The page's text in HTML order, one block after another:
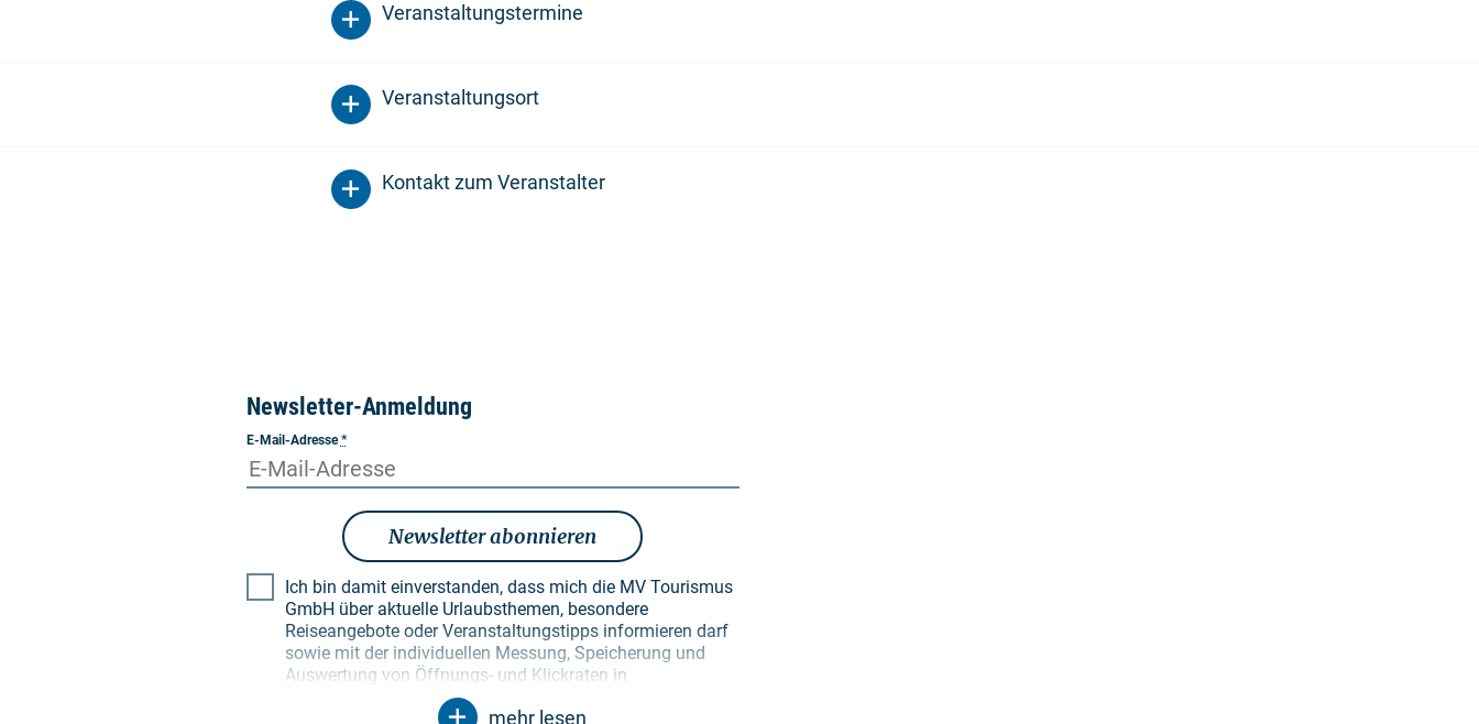
Veranstaltungstermine
Veranstaltungsort
Kontakt zum Veranstalter
Newsletter-Anmeldung
E-Mail-Adresse*
Newsletter abonnieren
Ich bin damit einverstanden, dass mich die MV Tourismus
GmbH über aktuelle Urlaubsthemen, besondere
Reiseangebote oder Veranstaltungstipps informieren darf
sowie mit der individuellen Messung, Speicherung und
Auswertung von Öffnungs- und Klickraten in
Empfängerprofilen zu Zwecken der Gestaltung künftiger
Newsletter. Meine Daten werden ausschließlich zu diesem
mehr lesen